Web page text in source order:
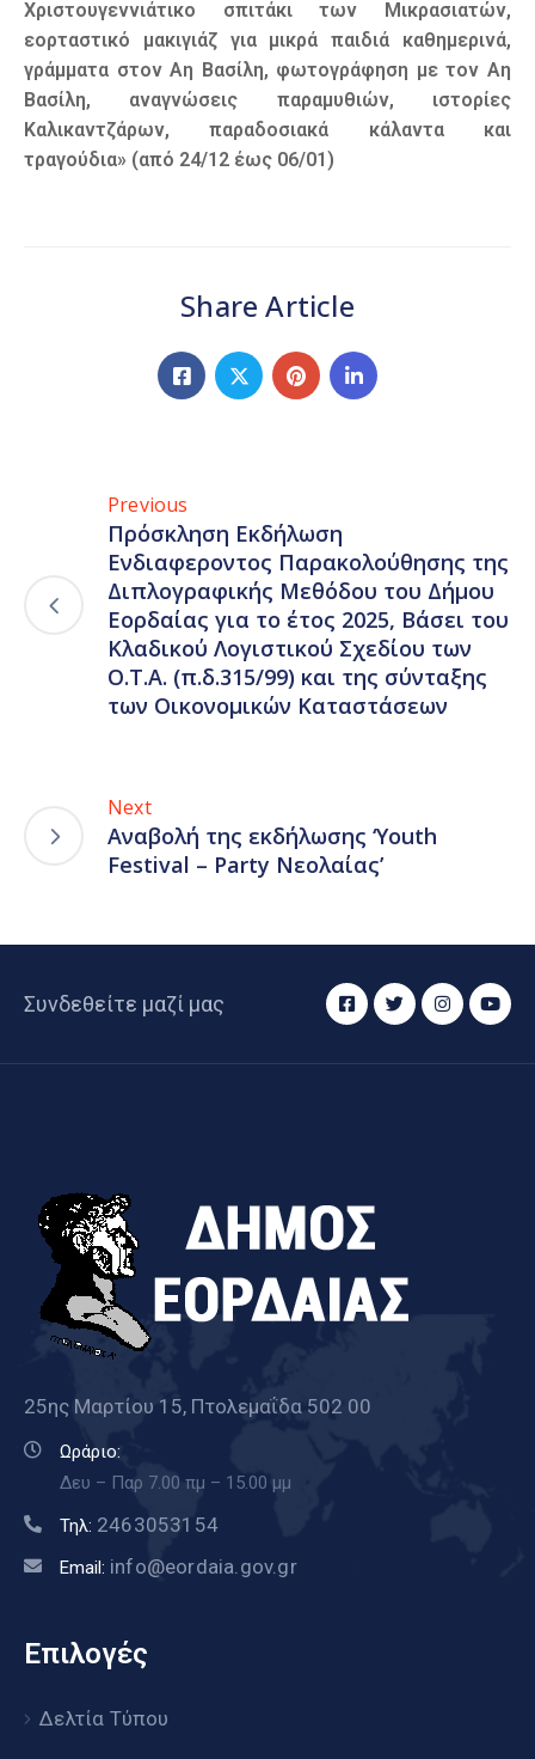
Χριστουγεννιάτικο σπιτάκι των Μικρασιατών,
εορταστικό μακιγιάζ για μικρά παιδιά καθημερινά,
γράμματα στον Αη Βασίλη, φωτογράφηση με τον Αη
Βασίλη, αναγνώσεις παραμυθιών, ιστορίες
Καλικαντζάρων, παραδοσιακά κάλαντα και
τραγούδια» (από 24/12 έως 06/01)
Share Article
Previous
Πρόσκληση Εκδήλωση
Ενδιαφεροντος Παρακολούθησης της
Διπλογραφικής Μεθόδου του Δήμου
Εορδαίας για το έτος 2025, Βάσει του
Κλαδικού Λογιστικού Σχεδίου των
Ο.Τ.Α. (π.δ.315/99) και της σύνταξης
των Οικονομικών Καταστάσεων
Next
Αναβολή της εκδήλωσης ‘Youth
Festival – Party Νεολαίας’
Συνδεθείτε μαζί μας
25ης Μαρτίου 15, Πτολεμαΐδα 502 00
Ωράριο:
Δευ – Παρ 7.00 πμ – 15.00 μμ
Τηλ: 2463053154
Email: info@eordaia.gov.gr
Επιλογές
Δελτία Τύπου